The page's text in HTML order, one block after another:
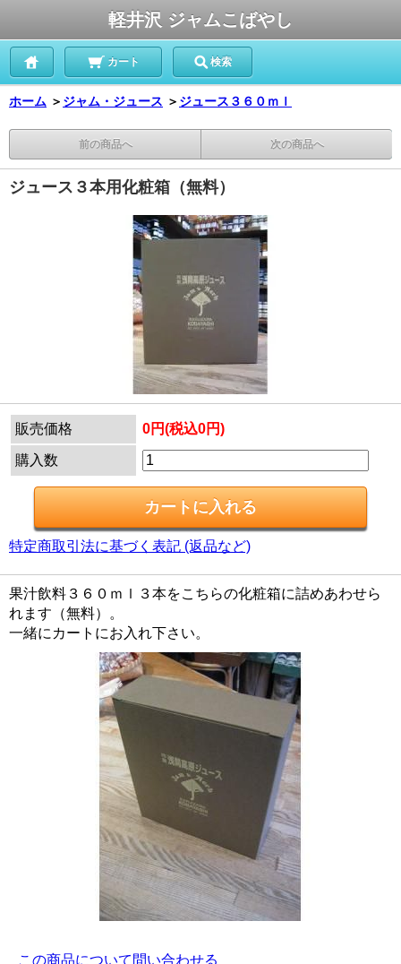
軽井沢 ジャムこばやし
カート 検索
ホーム ＞ ジャム・ジュース ＞ ジュース３６０ｍｌ
前の商品へ 次の商品へ
ジュース３本用化粧箱（無料）
販売価格 0円(税込0円)
購入数
特定商取引法に基づく表記 (返品など)
果汁飲料３６０ｍｌ３本をこちらの化粧箱に詰めあわせら
れます（無料）。
一緒にカートにお入れ下さい。
この商品について問い合わせる